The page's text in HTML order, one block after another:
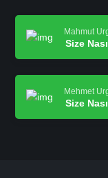
Mahmut
Size
Mehmet
Size